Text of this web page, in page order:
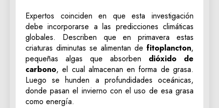
Expertos coinciden en que esta investigación
debe incorporarse a las predicciones climáticas
globales. Describen que en primavera estas
criaturas diminutas se alimentan de fitoplancton,
pequeñas algas que absorben dióxido de
carbono, el cual almacenan en forma de grasa.
Luego se hunden a profundidades oceánicas,
donde pasan el invierno con el uso de esa grasa
como energía.